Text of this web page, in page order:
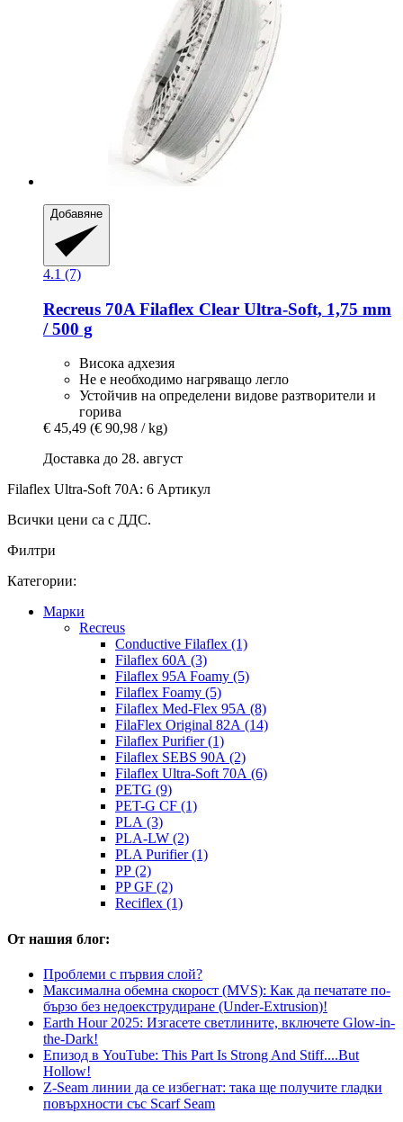
Добавяне
4.1 (7)
Recreus 70A Filaflex Clear Ultra-​Soft, 1,75 mm
/ 500 g
Висока адхезия
Не е необходимо нагряващо легло
Устойчив на определени видове разтворители и
горива
€ 45,49 (€ 90,98 / kg)
Доставка до 28. август
Filaflex Ultra-Soft 70A: 6 Артикул
Всички цени са с ДДС.
Филтри
Категории:
Mарки
Recreus
Conductive Filaflex (1)
Filaflex 60A (3)
Filaflex 95A Foamy (5)
Filaflex Foamy (5)
Filaflex Med-Flex 95A (8)
FilaFlex Original 82A (14)
Filaflex Purifier (1)
Filaflex SEBS 90A (2)
Filaflex Ultra-Soft 70A (6)
PETG (9)
PET-G CF (1)
PLA (3)
PLA-LW (2)
PLA Purifier (1)
PP (2)
PP GF (2)
Reciflex (1)
От нашия блог:
Проблеми с първия слой?
Максимална обемна скорост (MVS): Как да печатате по-
бързо без недоекструдиране (Under-Extrusion)!
Earth Hour 2025: Изгасете светлините, включете Glow-in-
the-Dark!
Епизод в YouTube: This Part Is Strong And Stiff....But
Hollow!
Z-Seam линии да се избегнат: така ще получите гладки
повърхности със Scarf Seam